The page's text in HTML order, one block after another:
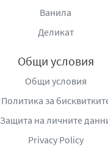
Ванила
Деликат
Общи условия
Общи условия
Политика за
Защита на личните
Privacy Policy